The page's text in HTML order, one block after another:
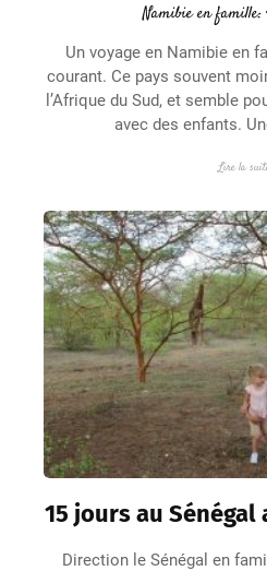
Namibie en famille:
Un voyage en Namibie en
courant. Ce pays souvent
l’Afrique du Sud, et semble
avec des enfants.
Lire la
15 jours au Sénégal
Direction le Sénégal en